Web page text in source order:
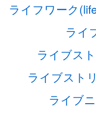
ライフワーク
ライ
ライブス
ライブスト
ライブ